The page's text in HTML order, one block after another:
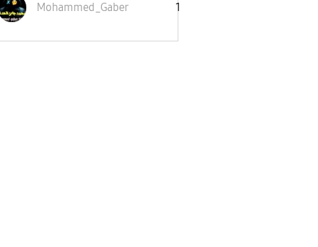
Mohammed_Gaber 1